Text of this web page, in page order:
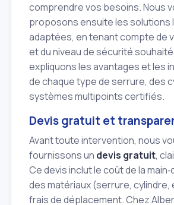
comprendre vos besoins. Nous
proposons ensuite les solutions
adaptées, en tenant compte de
et du niveau de sécurité
expliquons les avantages et les
de chaque type de serrure, des
systèmes multipoints certifiés.
Devis gratuit et
Avant toute intervention, nous
fournissons un devis gratuit,
Ce devis inclut le coût de la
des matériaux (serrure, cylindre,
frais de déplacement. Chez